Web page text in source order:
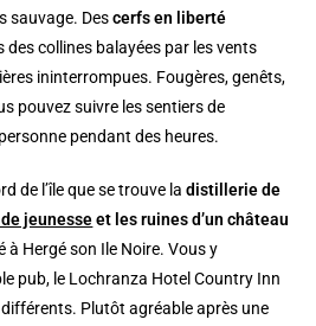
sauvage. Descerfs en liberté
des collines balayées par les vents
ininterrompues. Fougères, genêts,
pouvez suivre les sentiers de
pendant des heures.
de l’île que se trouve ladistillerie de
jeunesseet les ruines d’un château
Hergé son Ile Noire. Vous y
pub, le Lochranza Hotel Country Inn
Plutôt agréable après une